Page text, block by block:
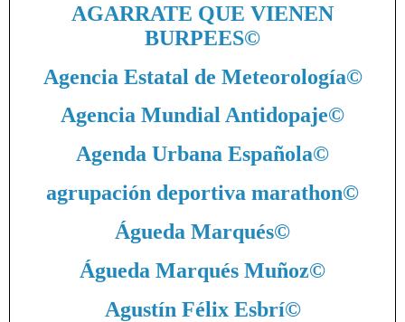
AGARRATE QUE VIENEN
BURPEES©
Agencia Estatal de Meteorología©
Agencia Mundial Antidopaje©
Agenda Urbana Española©
agrupación deportiva marathon©
Águeda Marqués©
Águeda Marqués Muñoz©
Agustín Félix Esbrí©